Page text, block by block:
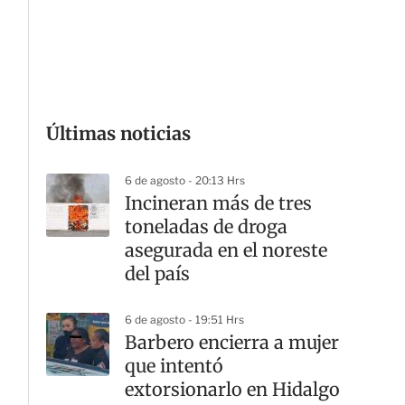
Últimas noticias
6 de agosto - 20:13 Hrs
Incineran más de tres
toneladas de droga
asegurada en el noreste
del país
6 de agosto - 19:51 Hrs
Barbero encierra a mujer
que intentó
extorsionarlo en Hidalgo